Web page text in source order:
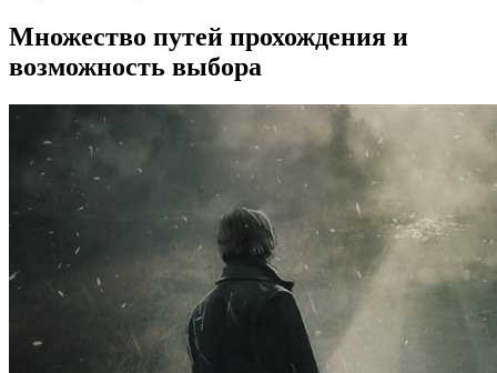
Множество путей прохождения и
возможность выбора